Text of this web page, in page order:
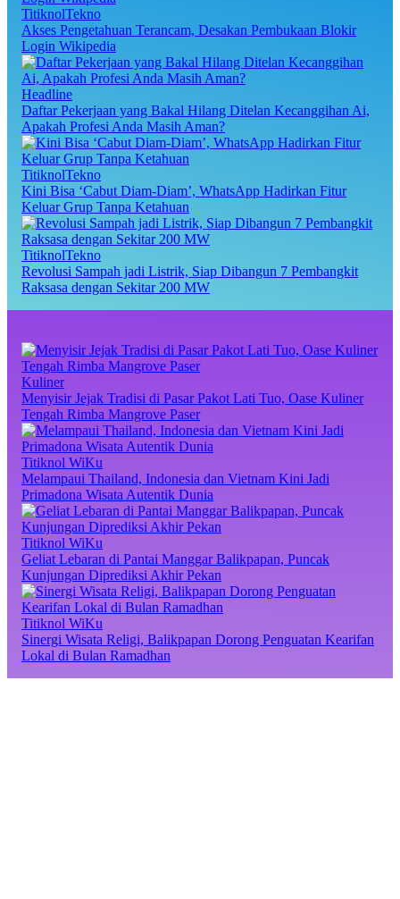
TitiknolTekno
Akses Pengetahuan Terancam, Desakan Pembukaan Blokir
Login Wikipedia
Headline
Daftar Pekerjaan yang Bakal Hilang Ditelan Kecanggihan Ai,
Apakah Profesi Anda Masih Aman?
TitiknolTekno
Kini Bisa ‘Cabut Diam-Diam’, WhatsApp Hadirkan Fitur
Keluar Grup Tanpa Ketahuan
TitiknolTekno
Revolusi Sampah jadi Listrik, Siap Dibangun 7 Pembangkit
Raksasa dengan Sekitar 200 MW
Kuliner
Menyisir Jejak Tradisi di Pasar Pakot Lati Tuo, Oase Kuliner
Tengah Rimba Mangrove Paser
Titiknol WiKu
Melampaui Thailand, Indonesia dan Vietnam Kini Jadi
Primadona Wisata Autentik Dunia
Titiknol WiKu
Geliat Lebaran di Pantai Manggar Balikpapan, Puncak
Kunjungan Diprediksi Akhir Pekan
Titiknol WiKu
Sinergi Wisata Religi, Balikpapan Dorong Penguatan Kearifan
Lokal di Bulan Ramadhan